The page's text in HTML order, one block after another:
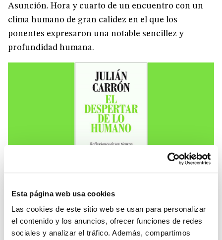
Esta página web usa cookies
Las cookies de este sitio web se usan para personalizar
el contenido y los anuncios, ofrecer funciones de redes
sociales y analizar el tráfico. Además, compartimos
Asunción. Hora y cuarto de un encuentro con un
clima humano de gran calidez en el que los
ponentes expresaron una notable sencillez y
profundidad humana.
1IMAGEN
ministra más joven del país
sigue hoy una intensa labor social, profundamente
implicada en el contexto nacional (común a gran
parte de Latinoamérica) en el cual el Covid-19 tiene